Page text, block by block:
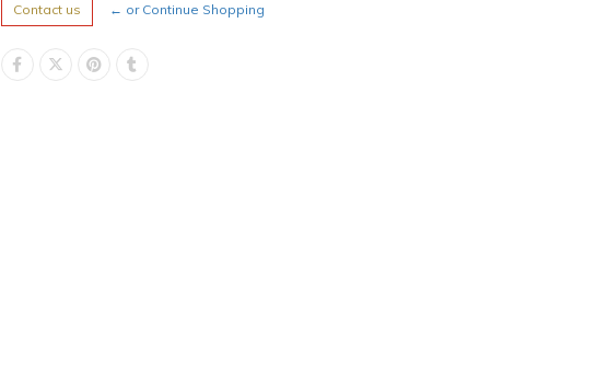
Contact us ← or Continue Shopping